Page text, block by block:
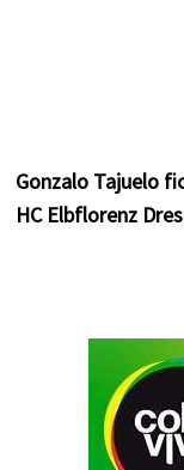
Gonzalo Tajuelo
HC Elbflorenz